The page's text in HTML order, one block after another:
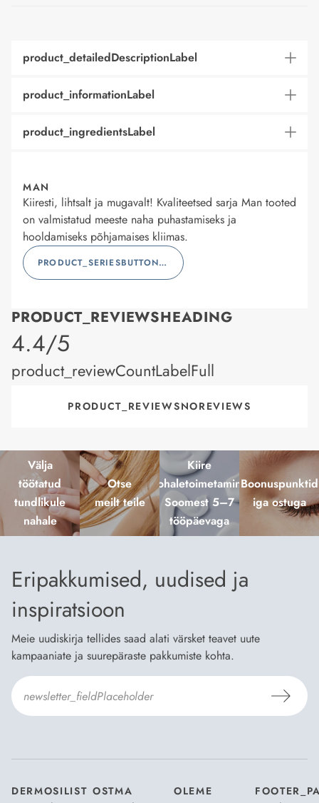
product_detailedDescriptionLabel
product_informationLabel
product_ingredientsLabel
MAN
Kiiresti, lihtsalt ja mugavalt! Kvaliteetsed sarja Man tooted
on valmistatud meeste naha puhastamiseks ja
hooldamiseks põhjamaises kliimas.
PRODUCT_SERIESBUTTONLABEL
PRODUCT_REVIEWSHEADING
product_rating
4.4/5
product_reviewCountLabelFull
PRODUCT_REVIEWSNOREVIEWS
Välja
töötatud
tundlikule
nahale
Otse
meilt teile
Kiire
kohaletoimetamine
Soomest 5–7
tööpäevaga
Boonuspunktid
iga ostuga
Eripakkumised, uudised ja
inspiratsioon
Meie uudiskirja tellides saad alati värsket teavet uute
kampaaniate ja suurepäraste pakkumiste kohta.
DERMOSILIST OSTMA
OLEME